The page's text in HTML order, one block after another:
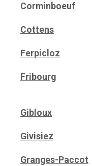
Corminboeuf
Cottens
Ferpicloz
Fribourg
Gibloux
Givisiez
Granges-Paccot